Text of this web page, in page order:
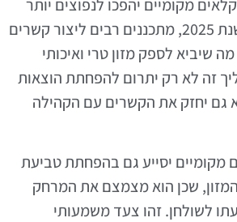
מקומיים יהפכו לנפוצים יותר
בשנים הקרובות. בשנת 2025, מתכננים רבים ליצור קשרים
שיביא לספק מזון טרי ואיכותי
זה לא רק יתרום להפחתת הוצאות
גם יחזק את הקשרים עם הקהילה
מקומיים יסייע גם בהפחתת טביעת
שכן הוא מצמצם את המרחק
לשולחן. זהו צעד משמעותי